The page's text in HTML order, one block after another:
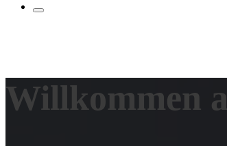
Willkommen